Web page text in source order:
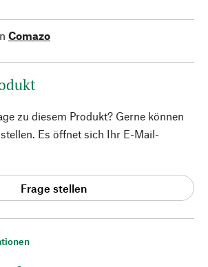
Comazo
zu diesem Produkt? Gerne können
Es öffnet sich Ihr E-Mail-
Frage stellen